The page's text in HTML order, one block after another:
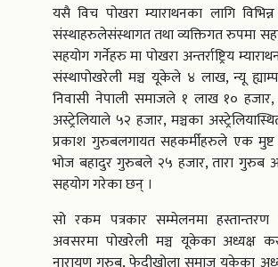
यसै विच पोखरा म्याराथनका लागि
संस्थाहरुलेसंस्थागत तथा व्यक्तिगत रुपमा
सहयोग गर्नेहरु मा पोखरा अन्तर्राष्ट्रिय
संस्थापोखरेली मञ्च यूकेले ४ लाख, न्यू
निवासी नेपाली समाजले १ लाख १०
अस्ट्रेलियाले ५२ हजार, मञ्चका
प्रकाश गुरुबलगायत सहकर्मीहरुले एक
भोज बहादुर गुरुबले २५ हजार, तारा गुरुब
सहयोग गरेका छन् ।
सो रकम पत्रकार सम्मेलनमा
अवसरमा पोखरेली मञ्च यूकेका अध्यक्ष